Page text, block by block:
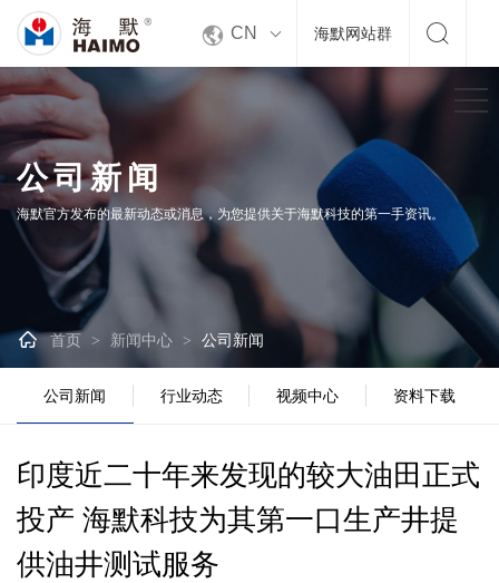
 CN 海默网站群 
公司新闻
海默官方发布的最新动态或消息，为您提供关于海默科技的第一手资讯。
 首页 > 新闻中心 > 公司新闻
公司新闻 行业动态 视频中心 资料下载
印度近二十年来发现的较大油田正式
投产 海默科技为其第一口生产井提
供油井测试服务